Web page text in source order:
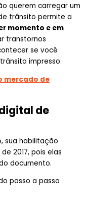
querem carregar um
trânsito permite a
momento e em
transtornos
se você
impresso.
mercado de
de
sua habilitação
2017, pois elas
documento.
passo a passo